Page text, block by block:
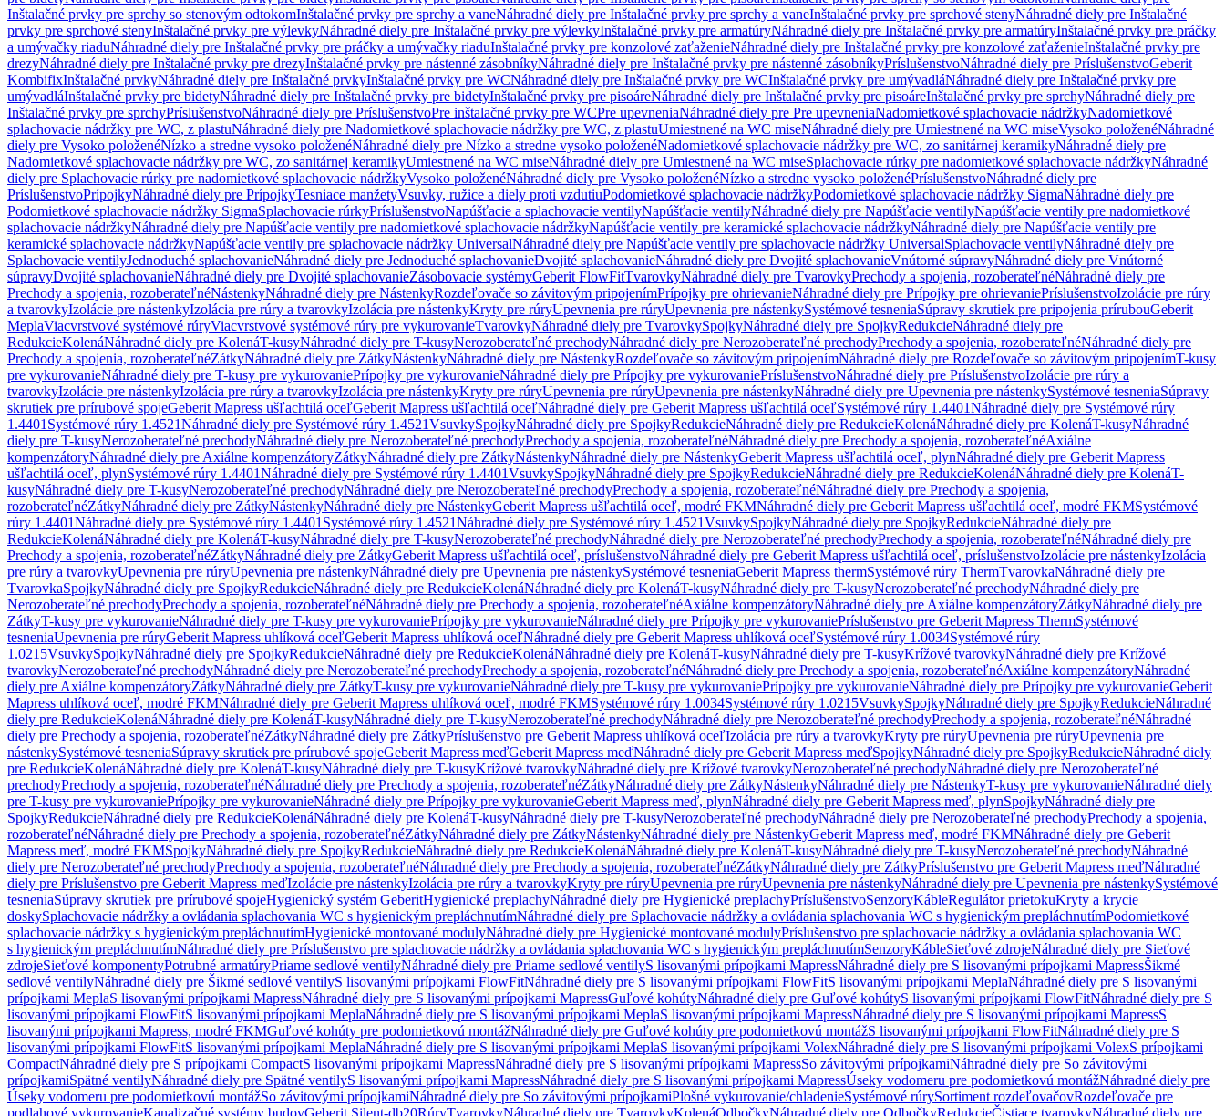
Inštalačné prvky pre sprchy so stenovým odtokomInštalačné prvky pre sprchy a vaneNáhradné diely pre Inštalačné prvky pre sprchy a vaneInštalačné prvky pre sprchové stenyNáhradné diely pre Inštalačné
prvky pre sprchové stenyInštalačné prvky pre výlevkyNáhradné diely pre Inštalačné prvky pre výlevkyInštalačné prvky pre armatúryNáhradné diely pre Inštalačné prvky pre armatúryInštalačné prvky pre práčky
a umývačky riaduNáhradné diely pre Inštalačné prvky pre práčky a umývačky riaduInštalačné prvky pre konzolové zaťaženieNáhradné diely pre Inštalačné prvky pre konzolové zaťaženieInštalačné prvky pre
drezyNáhradné diely pre Inštalačné prvky pre drezyInštalačné prvky pre nástenné zásobníkyNáhradné diely pre Inštalačné prvky pre nástenné zásobníkyPríslušenstvoNáhradné diely pre PríslušenstvoGeberit
KombifixInštalačné prvkyNáhradné diely pre Inštalačné prvkyInštalačné prvky pre WCNáhradné diely pre Inštalačné prvky pre WCInštalačné prvky pre umývadláNáhradné diely pre Inštalačné prvky pre
umývadláInštalačné prvky pre bidetyNáhradné diely pre Inštalačné prvky pre bidetyInštalačné prvky pre pisoáreNáhradné diely pre Inštalačné prvky pre pisoáreInštalačné prvky pre sprchyNáhradné diely pre
Inštalačné prvky pre sprchyPríslušenstvoNáhradné diely pre PríslušenstvoPre inštalačné prvky pre WCPre upevneniaNáhradné diely pre Pre upevneniaNadomietkové splachovacie nádržkyNadomietkové
splachovacie nádržky pre WC, z plastuNáhradné diely pre Nadomietkové splachovacie nádržky pre WC, z plastuUmiestnené na WC miseNáhradné diely pre Umiestnené na WC miseVysoko položenéNáhradné
diely pre Vysoko položenéNízko a stredne vysoko položenéNáhradné diely pre Nízko a stredne vysoko položenéNadomietkové splachovacie nádržky pre WC, zo sanitárnej keramikyNáhradné diely pre
Nadomietkové splachovacie nádržky pre WC, zo sanitárnej keramikyUmiestnené na WC miseNáhradné diely pre Umiestnené na WC miseSplachovacie rúrky pre nadomietkové splachovacie nádržkyNáhradné
diely pre Splachovacie rúrky pre nadomietkové splachovacie nádržkyVysoko položenéNáhradné diely pre Vysoko položenéNízko a stredne vysoko položenéPríslušenstvoNáhradné diely pre
PríslušenstvoPrípojkyNáhradné diely pre PrípojkyTesniace manžetyVsuvky, ružice a diely proti vzdutiuPodomietkové splachovacie nádržkyPodomietkové splachovacie nádržky SigmaNáhradné diely pre
Podomietkové splachovacie nádržky SigmaSplachovacie rúrkyPríslušenstvoNapúšťacie a splachovacie ventilyNapúšťacie ventilyNáhradné diely pre Napúšťacie ventilyNapúšťacie ventily pre nadomietkové
splachovacie nádržkyNáhradné diely pre Napúšťacie ventily pre nadomietkové splachovacie nádržkyNapúšťacie ventily pre keramické splachovacie nádržkyNáhradné diely pre Napúšťacie ventily pre
keramické splachovacie nádržkyNapúšťacie ventily pre splachovacie nádržky UniversalNáhradné diely pre Napúšťacie ventily pre splachovacie nádržky UniversalSplachovacie ventilyNáhradné diely pre
Splachovacie ventilyJednoduché splachovanieNáhradné diely pre Jednoduché splachovanieDvojité splachovanieNáhradné diely pre Dvojité splachovanieVnútorné súpravyNáhradné diely pre Vnútorné
súpravyDvojité splachovanieNáhradné diely pre Dvojité splachovanieZásobovacie systémyGeberit FlowFitTvarovkyNáhradné diely pre TvarovkyPrechody a spojenia, rozoberateľnéNáhradné diely pre
Prechody a spojenia, rozoberateľnéNástenkyNáhradné diely pre NástenkyRozdeľovače so závitovým pripojenímPrípojky pre ohrievanieNáhradné diely pre Prípojky pre ohrievaniePríslušenstvoIzolácie pre rúry
a tvarovkyIzolácie pre nástenkyIzolácia pre rúry a tvarovkyIzolácia pre nástenkyKryty pre rúryUpevnenia pre rúryUpevnenia pre nástenkySystémové tesneniaSúpravy skrutiek pre pripojenia prírubouGeberit
MeplaViacvrstvové systémové rúryViacvrstvové systémové rúry pre vykurovanieTvarovkyNáhradné diely pre TvarovkySpojkyNáhradné diely pre SpojkyRedukcieNáhradné diely pre
RedukcieKolenáNáhradné diely pre KolenáT-kusyNáhradné diely pre T-kusyNerozoberateľné prechodyNáhradné diely pre Nerozoberateľné prechodyPrechody a spojenia, rozoberateľnéNáhradné diely pre
Prechody a spojenia, rozoberateľnéZátkyNáhradné diely pre ZátkyNástenkyNáhradné diely pre NástenkyRozdeľovače so závitovým pripojenímNáhradné diely pre Rozdeľovače so závitovým pripojenímT-kusy
pre vykurovanieNáhradné diely pre T-kusy pre vykurovaniePrípojky pre vykurovanieNáhradné diely pre Prípojky pre vykurovaniePríslušenstvoNáhradné diely pre PríslušenstvoIzolácie pre rúry a
tvarovkyIzolácie pre nástenkyIzolácia pre rúry a tvarovkyIzolácia pre nástenkyKryty pre rúryUpevnenia pre rúryUpevnenia pre nástenkyNáhradné diely pre Upevnenia pre nástenkySystémové tesneniaSúpravy
skrutiek pre prírubové spojeGeberit Mapress ušľachtilá oceľGeberit Mapress ušľachtilá oceľNáhradné diely pre Geberit Mapress ušľachtilá oceľSystémové rúry 1.4401Náhradné diely pre Systémové rúry
1.4401 Systémové rúry 1.4521Náhradné diely pre Systémové rúry 1.4521VsuvkySpojkyNáhradné diely pre SpojkyRedukcieNáhradné diely pre RedukcieKolenáNáhradné diely pre KolenáT-kusyNáhradné
diely pre T-kusyNerozoberateľné prechodyNáhradné diely pre Nerozoberateľné prechodyPrechody a spojenia, rozoberateľnéNáhradné diely pre Prechody a spojenia, rozoberateľnéAxiálne
kompenzátoryNáhradné diely pre Axiálne kompenzátoryZátkyNáhradné diely pre ZátkyNástenkyNáhradné diely pre NástenkyGeberit Mapress ušľachtilá oceľ, plynNáhradné diely pre Geberit Mapress
ušľachtilá oceľ, plynSystémové rúry 1.4401Náhradné diely pre Systémové rúry 1.4401VsuvkySpojkyNáhradné diely pre SpojkyRedukcieNáhradné diely pre RedukcieKolenáNáhradné diely pre KolenáT-
kusyNáhradné diely pre T-kusyNerozoberateľné prechodyNáhradné diely pre Nerozoberateľné prechodyPrechody a spojenia, rozoberateľnéNáhradné diely pre Prechody a spojenia,
rozoberateľnéZátkyNáhradné diely pre ZátkyNástenkyNáhradné diely pre NástenkyGeberit Mapress ušľachtilá oceľ, modré FKMNáhradné diely pre Geberit Mapress ušľachtilá oceľ, modré FKMSystémové
rúry 1.4401Náhradné diely pre Systémové rúry 1.4401 Systémové rúry 1.4521Náhradné diely pre Systémové rúry 1.4521VsuvkySpojkyNáhradné diely pre SpojkyRedukcieNáhradné diely pre
RedukcieKolenáNáhradné diely pre KolenáT-kusyNáhradné diely pre T-kusyNerozoberateľné prechodyNáhradné diely pre Nerozoberateľné prechodyPrechody a spojenia, rozoberateľnéNáhradné diely pre
Prechody a spojenia, rozoberateľnéZátkyNáhradné diely pre ZátkyGeberit Mapress ušľachtilá oceľ, príslušenstvoNáhradné diely pre Geberit Mapress ušľachtilá oceľ, príslušenstvoIzolácie pre nástenkyIzolácia
pre rúry a tvarovkyUpevnenia pre rúryUpevnenia pre nástenkyNáhradné diely pre Upevnenia pre nástenkySystémové tesneniaGeberit Mapress thermSystémové rúry ThermTvarovkaNáhradné diely pre
TvarovkaSpojkyNáhradné diely pre SpojkyRedukcieNáhradné diely pre RedukcieKolenáNáhradné diely pre KolenáT-kusyNáhradné diely pre T-kusyNerozoberateľné prechodyNáhradné diely pre
Nerozoberateľné prechodyPrechody a spojenia, rozoberateľnéNáhradné diely pre Prechody a spojenia, rozoberateľnéAxiálne kompenzátoryNáhradné diely pre Axiálne kompenzátoryZátkyNáhradné diely pre
ZátkyT-kusy pre vykurovanieNáhradné diely pre T-kusy pre vykurovaniePrípojky pre vykurovanieNáhradné diely pre Prípojky pre vykurovaniePríslušenstvo pre Geberit Mapress ThermSystémové
tesneniaUpevnenia pre rúryGeberit Mapress uhlíková oceľGeberit Mapress uhlíková oceľNáhradné diely pre Geberit Mapress uhlíková oceľSystémové rúry 1.0034Systémové rúry
1.0215VsuvkySpojkyNáhradné diely pre SpojkyRedukcieNáhradné diely pre RedukcieKolenáNáhradné diely pre KolenáT-kusyNáhradné diely pre T-kusyKrížové tvarovkyNáhradné diely pre Krížové
tvarovkyNerozoberateľné prechodyNáhradné diely pre Nerozoberateľné prechodyPrechody a spojenia, rozoberateľnéNáhradné diely pre Prechody a spojenia, rozoberateľnéAxiálne kompenzátoryNáhradné
diely pre Axiálne kompenzátoryZátkyNáhradné diely pre ZátkyT-kusy pre vykurovanieNáhradné diely pre T-kusy pre vykurovaniePrípojky pre vykurovanieNáhradné diely pre Prípojky pre vykurovanieGeberit
Mapress uhlíková oceľ, modré FKMNáhradné diely pre Geberit Mapress uhlíková oceľ, modré FKMSystémové rúry 1.0034Systémové rúry 1.0215VsuvkySpojkyNáhradné diely pre SpojkyRedukcieNáhradné
diely pre RedukcieKolenáNáhradné diely pre KolenáT-kusyNáhradné diely pre T-kusyNerozoberateľné prechodyNáhradné diely pre Nerozoberateľné prechodyPrechody a spojenia, rozoberateľnéNáhradné
diely pre Prechody a spojenia, rozoberateľnéZátkyNáhradné diely pre ZátkyPríslušenstvo pre Geberit Mapress uhlíková oceľIzolácia pre rúry a tvarovkyKryty pre rúryUpevnenia pre rúryUpevnenia pre
nástenkySystémové tesneniaSúpravy skrutiek pre prírubové spojeGeberit Mapress meďGeberit Mapress meďNáhradné diely pre Geberit Mapress meďSpojkyNáhradné diely pre SpojkyRedukcieNáhradné diely
pre RedukcieKolenáNáhradné diely pre KolenáT-kusyNáhradné diely pre T-kusyKrížové tvarovkyNáhradné diely pre Krížové tvarovkyNerozoberateľné prechodyNáhradné diely pre Nerozoberateľné
prechodyPrechody a spojenia, rozoberateľnéNáhradné diely pre Prechody a spojenia, rozoberateľnéZátkyNáhradné diely pre ZátkyNástenkyNáhradné diely pre NástenkyT-kusy pre vykurovanieNáhradné diely
pre T-kusy pre vykurovaniePrípojky pre vykurovanieNáhradné diely pre Prípojky pre vykurovanieGeberit Mapress meď, plynNáhradné diely pre Geberit Mapress meď, plynSpojkyNáhradné diely pre
SpojkyRedukcieNáhradné diely pre RedukcieKolenáNáhradné diely pre KolenáT-kusyNáhradné diely pre T-kusyNerozoberateľné prechodyNáhradné diely pre Nerozoberateľné prechodyPrechody a spojenia,
rozoberateľnéNáhradné diely pre Prechody a spojenia, rozoberateľnéZátkyNáhradné diely pre ZátkyNástenkyNáhradné diely pre NástenkyGeberit Mapress meď, modré FKMNáhradné diely pre Geberit
Mapress meď, modré FKMSpojkyNáhradné diely pre SpojkyRedukcieNáhradné diely pre RedukcieKolenáNáhradné diely pre KolenáT-kusyNáhradné diely pre T-kusyNerozoberateľné prechodyNáhradné
diely pre Nerozoberateľné prechodyPrechody a spojenia, rozoberateľnéNáhradné diely pre Prechody a spojenia, rozoberateľnéZátkyNáhradné diely pre ZátkyPríslušenstvo pre Geberit Mapress meďNáhradné
diely pre Príslušenstvo pre Geberit Mapress meďIzolácie pre nástenkyIzolácia pre rúry a tvarovkyKryty pre rúryUpevnenia pre rúryUpevnenia pre nástenkyNáhradné diely pre Upevnenia pre nástenkySystémové
tesneniaSúpravy skrutiek pre prírubové spojeHygienický systém GeberitHygienické preplachyNáhradné diely pre Hygienické preplachyPríslušenstvoSenzoryKábleRegulátor prietokuKryty a krycie
doskySplachovacie nádržky a ovládania splachovania WC s hygienickým prepláchnutímNáhradné diely pre Splachovacie nádržky a ovládania splachovania WC s hygienickým prepláchnutímPodomietkové
splachovacie nádržky s hygienickým prepláchnutímHygienické montované modulyNáhradné diely pre Hygienické montované modulyPríslušenstvo pre splachovacie nádržky a ovládania splachovania WC
s hygienickým prepláchnutímNáhradné diely pre Príslušenstvo pre splachovacie nádržky a ovládania splachovania WC s hygienickým prepláchnutímSenzoryKábleSieťové zdrojeNáhradné diely pre Sieťové
zdrojeSieťové komponentyPotrubné armatúryPriame sedlové ventilyNáhradné diely pre Priame sedlové ventilyS lisovanými prípojkami MapressNáhradné diely pre S lisovanými prípojkami MapressŠikmé
sedlové ventilyNáhradné diely pre Šikmé sedlové ventilyS lisovanými prípojkami FlowFitNáhradné diely pre S lisovanými prípojkami FlowFitS lisovanými prípojkami MeplaNáhradné diely pre S lisovanými
prípojkami MeplaS lisovanými prípojkami MapressNáhradné diely pre S lisovanými prípojkami MapressGuľové kohútyNáhradné diely pre Guľové kohútyS lisovanými prípojkami FlowFitNáhradné diely pre S
lisovanými prípojkami FlowFitS lisovanými prípojkami MeplaNáhradné diely pre S lisovanými prípojkami MeplaS lisovanými prípojkami MapressNáhradné diely pre S lisovanými prípojkami MapressS
lisovanými prípojkami Mapress, modré FKMGuľové kohúty pre podomietkovú montážNáhradné diely pre Guľové kohúty pre podomietkovú montážS lisovanými prípojkami FlowFitNáhradné diely pre S
lisovanými prípojkami FlowFitS lisovanými prípojkami MeplaNáhradné diely pre S lisovanými prípojkami MeplaS lisovanými prípojkami VolexNáhradné diely pre S lisovanými prípojkami VolexS prípojkami
CompactNáhradné diely pre S prípojkami CompactS lisovanými prípojkami MapressNáhradné diely pre S lisovanými prípojkami MapressSo závitovými prípojkamiNáhradné diely pre So závitovými
prípojkamiSpätné ventilyNáhradné diely pre Spätné ventilyS lisovanými prípojkami MapressNáhradné diely pre S lisovanými prípojkami MapressÚseky vodomeru pre podomietkovú montážNáhradné diely pre
Úseky vodomeru pre podomietkovú montážSo závitovými prípojkamiNáhradné diely pre So závitovými prípojkamiPlošné vykurovanie/chladenieSystémové rúrySortiment rozdeľovačovRozdeľovače pre
podlahové vykurovanieKanalizačné systémy budovGeberit Silent-db20RúryTvarovkyNáhradné diely pre TvarovkyKolenáOdbočkyNáhradné diely pre OdbočkyRedukcieČistiace tvarovkyNáhradné diely pre